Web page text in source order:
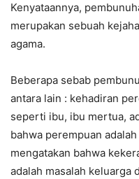
Kenyataannya,
merupakan sebuah
agama.
Beberapa sebab
antara lain : kehadiran
seperti ibu, ibu mertua,
bahwa perempuan
mengatakan bahwa
adalah masalah keluarga